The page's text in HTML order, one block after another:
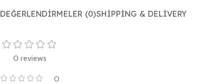
DEĞERLENDIRMELER (0)SHIPPING & DELIVERY
0 reviews
0